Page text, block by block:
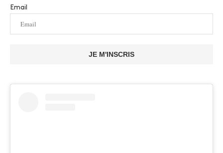
Email
JE M'INSCRIS